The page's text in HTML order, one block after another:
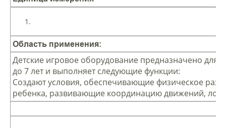
Область применения:
Детские игровое оборудование предназначено для
до 7 лет и выполняет следующие функции:
Создают условия, обеспечивающие физическое
ребенка, развивающие координацию движений,